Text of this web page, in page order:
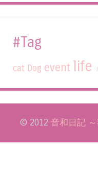
#Tag
cat Dog event life
© 2012 音和日記